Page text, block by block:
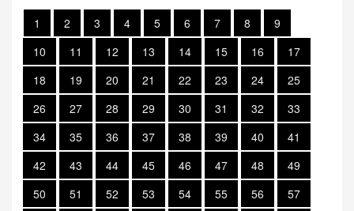
1 2 3 4 5 6 7 8
9
10
11 12 13 14 15 16
17
18
19 20 21 22 23 24
25
26
27 28 29 30 31 32
33
34
35 36 37 38 39 40
41
42
43 44 45 46 47 48
49
50
51 52 53 54 55 56
57